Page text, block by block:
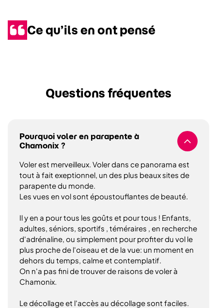
Ce qu’ils en ont pensé
Questions fréquentes
Pourquoi voler en parapente à
Chamonix ?
Voler est merveilleux. Voler dans ce panorama est
tout à fait exeptionnel, un des plus beaux sites de
parapente du monde.
Les vues en vol sont époustouflantes de beauté.
Il y en a pour tous les goûts et pour tous ! Enfants,
adultes, séniors, sportifs , téméraires , en recherche
d'adrénaline, ou simplement pour profiter du vol le
plus proche de l'oiseau et de la vue: un moment en
dehors du temps, calme et contemplatif.
On n'a pas fini de trouver de raisons de voler à
Chamonix.
Le décollage et l'accès au décollage sont faciles.